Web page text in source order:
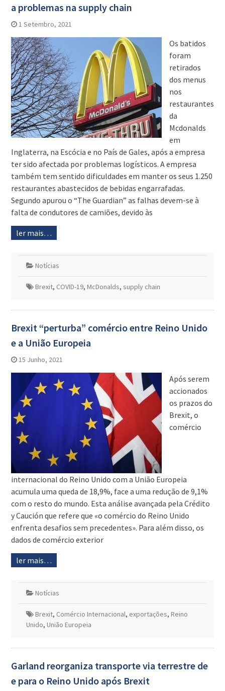
a problemas na supply chain
1 Setembro, 2021
Os batidos
foram
retirados
dos menus
nos
restaurantes
da
Mcdonalds
em
Inglaterra, na Escócia e no País de Gales, após a empresa
ter sido afectada por problemas logísticos. A empresa
também tem sentido dificuldades em manter os seus 1.250
restaurantes abastecidos de bebidas engarrafadas.
Segundo apurou o “The Guardian” as falhas devem-se à
falta de condutores de camiões, devido às
ler mais…
Notícias
Brexit, COVID-19, McDonalds, supply chain
Brexit “perturba” comércio entre Reino Unido
e a União Europeia
15 Junho, 2021
Após serem
accionados
os prazos do
Brexit, o
comércio
internacional do Reino Unido com a União Europeia
acumula uma queda de 18,9%, face a uma redução de 9,1%
com o resto do mundo. Esta análise avançada pela Crédito
y Caución que refere que «o comércio do Reino Unido
enfrenta desafios sem precedentes». Para além disso, os
dados de comércio exterior
ler mais…
Notícias
Brexit, Comércio Internacional, exportações, Reino
Unido, União Europeia
Garland reorganiza transporte via terrestre de
e para o Reino Unido após Brexit